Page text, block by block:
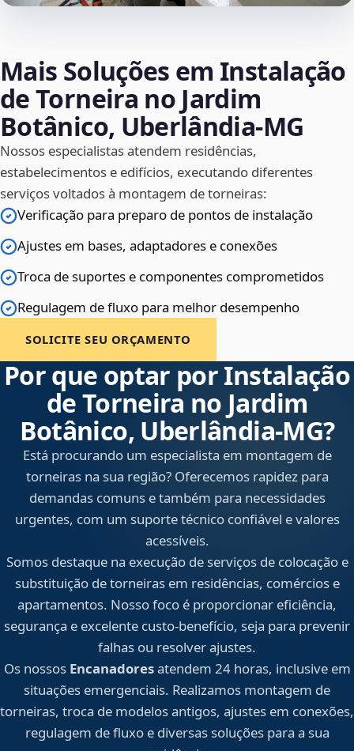
Mais Soluções em Instalação
de Torneira no Jardim
Botânico, Uberlândia‑MG
Nossos especialistas atendem residências,
estabelecimentos e edifícios, executando diferentes
serviços voltados à montagem de torneiras:
Verificação para preparo de pontos de instalação
Ajustes em bases, adaptadores e conexões
Troca de suportes e componentes comprometidos
Regulagem de fluxo para melhor desempenho
SOLICITE SEU ORÇAMENTO
Por que optar por Instalação
de Torneira no Jardim
Botânico, Uberlândia‑MG?
Está procurando um especialista em montagem de
torneiras na sua região? Oferecemos rapidez para
demandas comuns e também para necessidades
urgentes, com um suporte técnico confiável e valores
acessíveis.
Somos destaque na execução de serviços de colocação e
substituição de torneiras em residências, comércios e
apartamentos. Nosso foco é proporcionar eficiência,
segurança e excelente custo-benefício, seja para prevenir
falhas ou resolver ajustes.
Os nossos Encanadoresatendem 24 horas, inclusive em
situações emergenciais. Realizamos montagem de
torneiras, troca de modelos antigos, ajustes em conexões,
regulagem de fluxo e diversas soluções para a sua